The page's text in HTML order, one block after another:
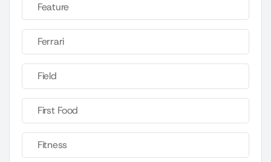
Feature
Ferrari
Field
First Food
Fitness